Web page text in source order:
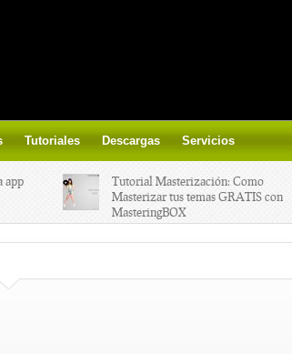
Tutoriales Descargas Servicios
app
Tutorial Masterización: Como
Masterizar tus temas GRATIS con
MasteringBOX